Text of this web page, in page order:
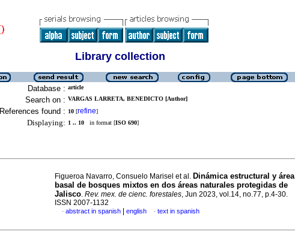
Library collection
Database : article
Search on : VARGAS LARRETA, BENEDICTO [Author]
References found : 10 [refine]
Displaying: 1 .. 10 in format [ISO 690]
Figueroa Navarro, Consuelo Marisel et al. Dinámica estructural y área
basal de bosques mixtos en dos áreas naturales protegidas de
Jalisco. Rev. mex. de cienc. forestales, Jun 2023, vol.14, no.77, p.4-30.
ISSN 2007-1132
· abstract in spanish english · text in spanish